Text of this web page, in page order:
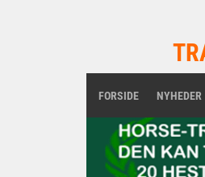
FORSIDE NYHEDER